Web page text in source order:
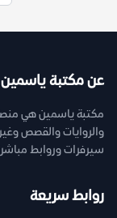
عن مكتبة ياسمين
مكتبة ياسمين هي منصة
سيرفرات وروابط
روابط سريعة